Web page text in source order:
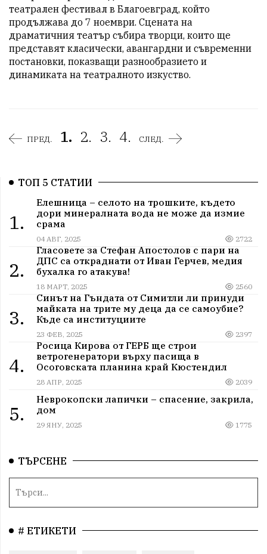
театрален фестивал в Благоевград, който
продължава до 7 ноември. Сцената на
драматичния театър събира творци, които ще
представят класически, авангардни и съвременни
постановки, показващи разнообразието и
динамиката на театралното изкуство.
ПРЕД. 1. 2. 3. 4. СЛЕД.
ТОП 5 СТАТИИ
1.
Елешница – селото на трошките, където
дори минералната вода не може да измие
срама
04 АВГ, 2025 2722
2.
Гласовете за Стефан Апостолов с пари на
ДПС са откраднати от Иван Герчев, медия
бухалка го атакува!
18 МАРТ, 2025 2560
3.
Синът на Гъндата от Симитли ли принуди
майката на трите му деца да се самоубие?
Къде са институциите
23 ФЕВ, 2025 2397
4.
Росица Кирова от ГЕРБ ще строи
ветрогенератори върху пасища в
Осоговската планина край Кюстендил
28 АПР, 2025 2039
5.
Неврокопски лапички – спасение, закрила,
дом
29 ЯНУ, 2025 1775
ТЪРСЕНЕ
# ЕТИКЕТИ